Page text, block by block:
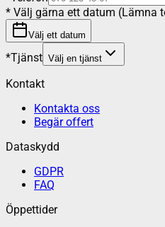
* Välj gärna ett datum (Lämna
Välj ett datum
*Tjänst Välj en tjänst
Kontakt
Kontakta oss
Begär offert
Dataskydd
GDPR
FAQ
Öppettider